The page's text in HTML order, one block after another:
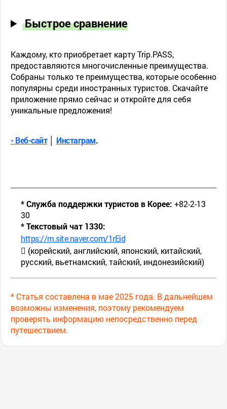
Быстрое сравнение
Каждому, кто приобретает карту Trip.PASS,
предоставляются многочисленные преимущества.
Собраны только те преимущества, которые особенно
популярны среди иностранных туристов. Скачайте
приложение прямо сейчас и откройте для себя
уникальные предложения!
- Веб-сайт│ Инстаграм.
* Служба поддержки туристов в Корее: +82-2-13
30
* Текстовый чат 1330:
https://m.site.naver.com/1rEid
 (корейский, английский, японский, китайский,
русский, вьетнамский, тайский, индонезийский)
* Статья составлена в мае 2025 года. В дальнейшем
возможны изменения, поэтому рекомендуем
проверять информацию непосредственно перед
путешествием.